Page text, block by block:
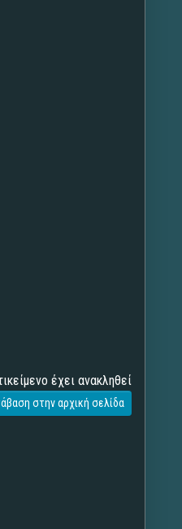
έχει ανακληθεί
στην αρχική σελίδα